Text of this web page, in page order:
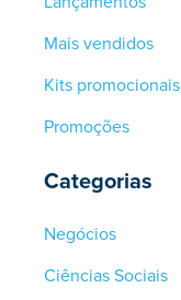
Mais vendidos
Kits promocionais
Promoções
Categorias
Negócios
Ciências Sociais